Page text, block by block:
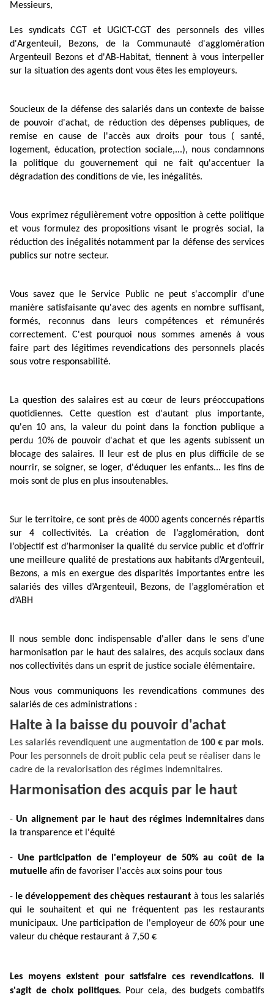
Messieurs,
Les syndicats CGT et UGICT-CGT des personnels des villes
d'Argenteuil, Bezons, de la Communauté d'agglomération
Argenteuil Bezons et d'AB-Habitat, tiennent à vous interpeller
sur la situation des agents dont vous êtes les employeurs.
Soucieux de la défense des salariés dans un contexte de baisse
de pouvoir d'achat, de réduction des dépenses publiques, de
remise en cause de l'accès aux droits pour tous ( santé,
logement, éducation, protection sociale,...), nous condamnons
la politique du gouvernement qui ne fait qu'accentuer la
dégradation des conditions de vie, les inégalités.
Vous exprimez régulièrement votre opposition à cette politique
et vous formulez des propositions visant le progrès social, la
réduction des inégalités notamment par la défense des services
publics sur notre secteur.
Vous savez que le Service Public ne peut s'accomplir d'une
manière satisfaisante qu'avec des agents en nombre suffisant,
formés, reconnus dans leurs compétences et rémunérés
correctement. C'est pourquoi nous sommes amenés à vous
faire part des légitimes revendications des personnels placés
sous votre responsabilité.
La question des salaires est au cœur de leurs préoccupations
quotidiennes. Cette question est d'autant plus importante,
qu'en 10 ans, la valeur du point dans la fonction publique a
perdu 10% de pouvoir d'achat et que les agents subissent un
blocage des salaires. Il leur est de plus en plus difficile de se
nourrir, se soigner, se loger, d'éduquer les enfants... les fins de
mois sont de plus en plus insoutenables.
Sur le territoire, ce sont près de 4000 agents concernés répartis
sur 4 collectivités. La création de l’agglomération, dont
l’objectif est d’harmoniser la qualité du service public et d’offrir
une meilleure qualité de prestations aux habitants d’Argenteuil,
Bezons, a mis en exergue des disparités importantes entre les
salariés des villes d’Argenteuil, Bezons, de l’agglomération et
d’ABH
Il nous semble donc indispensable d'aller dans le sens d'une
harmonisation par le haut des salaires, des acquis sociaux dans
nos collectivités dans un esprit de justice sociale élémentaire.
Nous vous communiquons les revendications communes des
salariés de ces administrations :
Halte à la baisse du pouvoir d'achat
Les salariés revendiquent une augmentation de 100 € par mois.
Pour les personnels de droit public cela peut se réaliser dans le
cadre de la revalorisation des régimes indemnitaires.
Harmonisation des acquis par le haut
-Un alignement par le haut des régimes indemnitairesdans
la transparence et l'équité
- Une participation de l'employeur de 50% au coût de la
mutuelle afin de favoriser l'accès aux soins pour tous
- le développement des chèques restaurantà tous les salariés
qui le souhaitent et qui ne fréquentent pas les restaurants
municipaux. Une participation de l'employeur de 60% pour une
valeur du chèque restaurant à 7,50 €
Les moyens existent pour satisfaire ces revendications. Il
s'agit de choix politiques. Pour cela, des budgets combatifs